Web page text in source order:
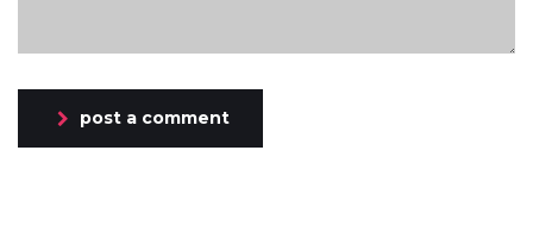
post a comment